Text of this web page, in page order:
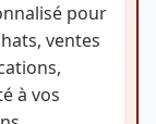
pour
ventes
à vos